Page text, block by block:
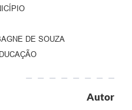
DE SOUZA
Autor